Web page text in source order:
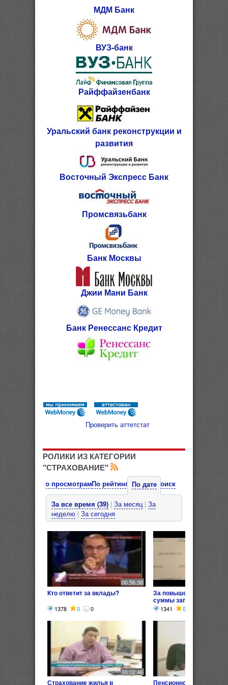
МДМ Банк
ВУЗ-банк
Райффайзенбанк
Уральский банк реконструкции и
развития
Восточный Экспресс Банк
Промсвязьбанк
Банк Москвы
Джии Мани Банк
Банк Ренессанс Кредит
Проверить аттетстат
РОЛИКИ ИЗ КАТЕГОРИИ
"СТРАХОВАНИЕ"
По просмотрамПо рейтингу По датеПоиск
За все время (39) | За месяц | За
неделю | За сегодня
00:56:38
Кто ответит за вклады?
1378 0 0
За повышение
суммы заплатят
1341 0
00:02:46
Страхование жилья в Пенсионное